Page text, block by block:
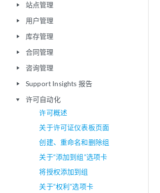
play_arrow 站点管理
play_arrow 用户管理
play_arrow 库存管理
play_arrow 合同管理
play_arrow 咨询管理
play_arrow Support Insights 报告
play_arrow
许可自动化
许可概述
关于许可证仪表板页面
创建、重命名和删除组
关于“添加到组”选项卡
将授权添加到组
关于“权利”选项卡